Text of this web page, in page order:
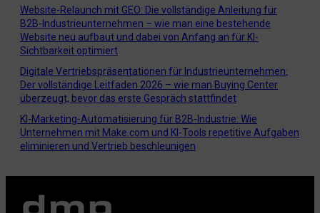
Website-Relaunch mit GEO: Die vollständige Anleitung für
B2B-Industrieunternehmen – wie man eine bestehende
Website neu aufbaut und dabei von Anfang an für KI-
Sichtbarkeit optimiert
Digitale Vertriebspräsentationen für Industrieunternehmen:
Der vollständige Leitfaden 2026 – wie man Buying Center
überzeugt, bevor das erste Gespräch stattfindet
KI-Marketing-Automatisierung für B2B-Industrie: Wie
Unternehmen mit Make.com und KI-Tools repetitive Aufgaben
eliminieren und Vertrieb beschleunigen